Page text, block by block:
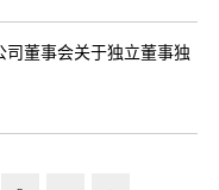
董事会关于独立董事独